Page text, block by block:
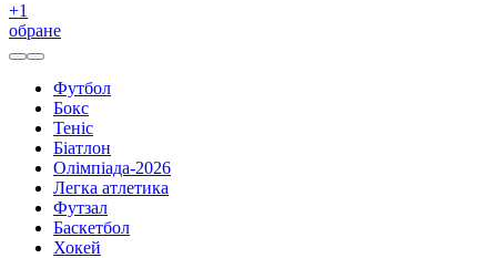
+1
обране
Футбол
Бокс
Теніс
Біатлон
Олімпіада-2026
Легка атлетика
Футзал
Баскетбол
Хокей